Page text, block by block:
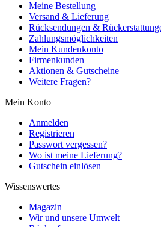
Meine Bestellung
Versand & Lieferung
Rücksendungen &
Zahlungsmöglichkeiten
Mein Kundenkonto
Firmenkunden
Aktionen & Gutscheine
Weitere Fragen?
Mein Konto
Anmelden
Registrieren
Passwort vergessen?
Wo ist meine Lieferung?
Gutschein einlösen
Wissenswertes
Magazin
Wir und unsere Umwelt